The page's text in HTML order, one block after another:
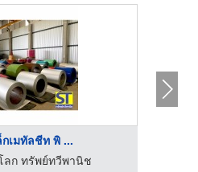
เมทัลชีท พิ ...
ลก ทรัพย์ทวีพานิช